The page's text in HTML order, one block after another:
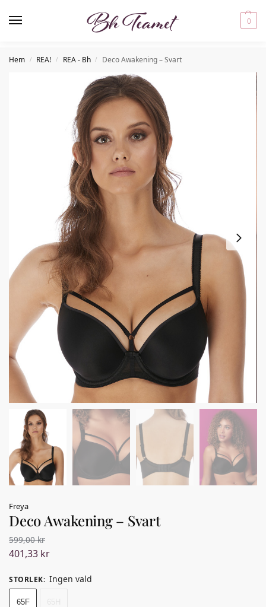
0
Hem / REA! / REA - Bh / Deco Awakening – Svart
Freya
Deco Awakening – Svart
599,00kr
401,33 kr
STORLEK: Ingen vald
65F